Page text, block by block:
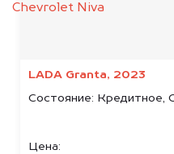
LADA Granta, 2023
Состояние: Кредитное,
Цена:
Chevrolet Niva